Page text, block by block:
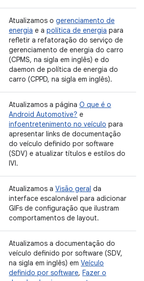
Atualizamos o gerenciamento de
energia e a política de energia para
refletir a refatoração do serviço de
gerenciamento de energia do carro
(CPMS, na sigla em inglês) e do
daemon de política de energia do
carro (CPPD, na sigla em inglês).
Atualizamos a página O que é o
Android Automotive? e
infoentretenimento no veículo para
apresentar links de documentação
do veículo definido por software
(SDV) e atualizar títulos e estilos do
IVI.
Atualizamos a Visão geral da
interface escalonável para adicionar
GIFs de configuração que ilustram
comportamentos de layout.
Atualizamos a documentação do
veículo definido por software (SDV,
na sigla em inglês) em Veículo
definido por software, Fazer o